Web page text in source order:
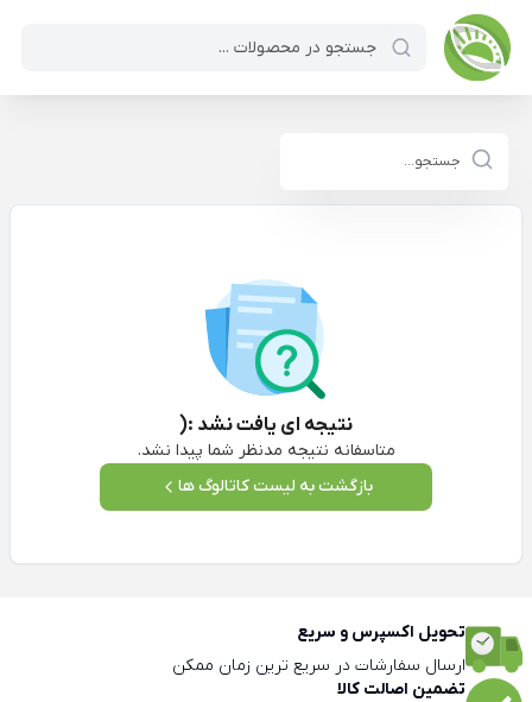
نتیجه ای یافت نشد :(
متاسفانه نتیجه مدنظر شما پیدا نشد.
بازگشت به لیست کاتالوگ ها
تحویل اکسپرس و سریع
ارسال سفارشات در سریع ترین زمان ممکن
تضمین اصالت کالا